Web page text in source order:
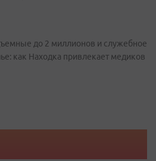
до 2 миллионов и служебное
как Находка привлекает медиков